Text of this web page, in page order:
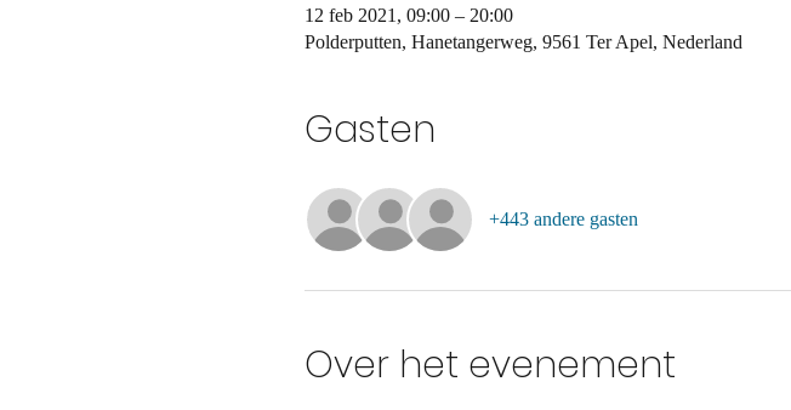
12 feb 2021, 09:00 – 20:00
Polderputten, Hanetangerweg, 9561 Ter Apel, Nederland
Gasten
+443 andere gasten
Over het evenement